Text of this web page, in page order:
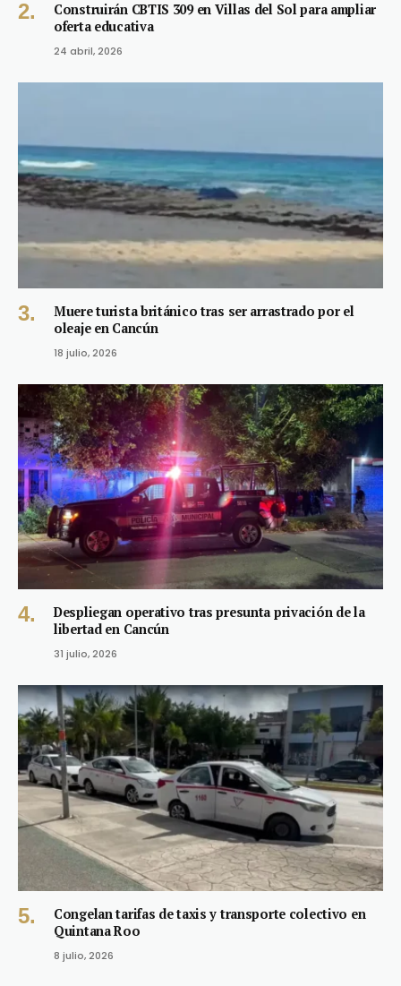
Construirán CBTIS 309 en Villas del Sol para ampliar
oferta educativa
24 abril, 2026
Muere turista británico tras ser arrastrado por el
oleaje en Cancún
18 julio, 2026
Despliegan operativo tras presunta privación de la
libertad en Cancún
31 julio, 2026
Congelan tarifas de taxis y transporte colectivo en
Quintana Roo
8 julio, 2026